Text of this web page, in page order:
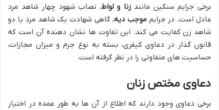
برخی جرایم سنگین مانندزنا و لواط، نصاب شهود چهار شاهد مرد
عادل است. در جرایمموجب دیه، گاهی شهادت یک شاهد مرد یا دو
شاهد زن کفایت می کند. این تفاوت ها نشان دهنده آن است که
قانون گذار در دعاوی کیفری، بسته به نوع جرم و میزان مجازات،
حساسیت های متفاوتی را در نظر گرفته است.
دعاوی مختص زنان
برخی دعاوی وجود دارند که اطلاع از آن ها به طور عمده در اختیار